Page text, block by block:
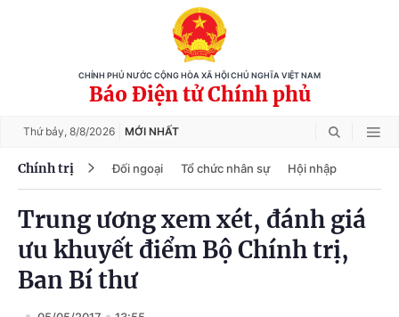
CHÍNH PHỦ NƯỚC CỘNG HÒA XÃ HỘI CHỦ NGHĨA VIỆT NAM
Báo Điện tử Chính phủ
Thứ bảy, 8/8/2026 MỚI NHẤT
Chính trị Đối ngoại Tổ chức nhân sự Hội nhập
Trung ương xem xét, đánh giá
ưu khuyết điểm Bộ Chính trị,
Ban Bí thư